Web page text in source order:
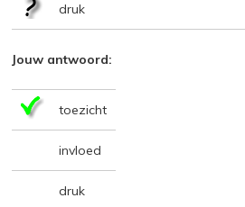
druk
Jouw antwoord:
toezicht
invloed
druk